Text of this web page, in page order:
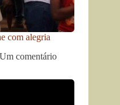
com alegria
Um comentário